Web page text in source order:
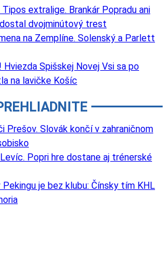
extralige. Brankár Popradu ani
dvojminútový trest
na Zemplíne. Solenský a Parlett
Hviezda Spišskej Novej Vsi sa po
na lavičke Košíc
Prešov. Slovák končí v zahraničnom
Popri hre dostane aj trénerské
je bez klubu: Čínsky tím KHL